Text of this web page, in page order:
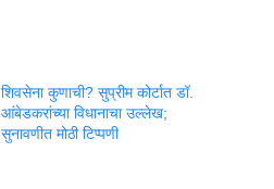
शिवसेना कुणाची? सुप्रीम कोर्टात डॉ.
आंबेडकरांच्या विधानाचा उल्लेख;
सुनावणीत मोठी टिप्पणी